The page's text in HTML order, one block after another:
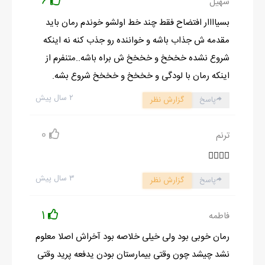
جلف کلاس پاشد وگفت:استـــــــــــاد با تچه ها تصمیم گرفتیم
جمعه بعد خودمونو مهمون کنیم خونتون و همون جا ترنم از شما
نقاشی کنه...
شروین:چه زود خودتونم دعوت کردید اصلا به مناسبت چی؟؟؟؟؟؟؟؟
بیتا:به مناسبت باختتون بلاخره کم چیزی نیست باخت استاد کلاس
نخواید ما جمعه میایم پیدا کردن آدرستونم کاری نداره.هان؟؟؟؟؟؟
آخه دیوونه ها مهمونی چیه دیگه اصلاانگار نه انگار این شازده
استادن.....منو شروین هم که دیکه چاره ای نداشتیم قبول کردیم..
بعد از رفتن شروین دخترا خوشحال شدن ویکی یکی میگفتن و بقیه
بودن.......ااااااااخب راس میگم دیگه نبودید ببینیدکه....
پسراهم به کاراشون میخندیدن...اما این علی خیلی پرویه..علی یکی از
بسیاااار افتضاح فقط چند خط اولشو خوندم رمان باید
مقدمه ش جذاب باشه و خواننده رو جذب کنه نه اینکه
شروع نشده خخخخ و خخخخ ش براه باشه..متنفرم از
اینکه رمان با لودگی و خخخخ و خخخخ شروع بشه.
۲ سال پیش پاسخ گزارش نظر
ترنم 0
👍🏼👍🏼
۳ سال پیش پاسخ گزارش نظر
فاطمه 1
رمان خوبی بود ولی خیلی خلاصه بود آخراش اصلا معلوم
نشد چیشد چون وقتی بیمارستان بودن یدفعه پرید وقتی